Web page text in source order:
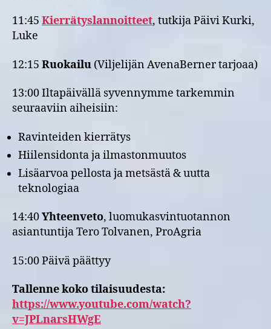
11:45 Kierrätyslannoitteet, tutkija Päivi Kurki,
Luke
12:15 Ruokailu (Viljelijän AvenaBerner tarjoaa)
13:00 Iltapäivällä syvennymme tarkemmin
seuraaviin aiheisiin:
Ravinteiden kierrätys
Hiilensidonta ja ilmastonmuutos
Lisäarvoa pellosta ja metsästä & uutta
teknologiaa
14:40Yhteenveto, luomukasvintuotannon
asiantuntija Tero Tolvanen, ProAgria
15:00 Päivä päättyy
Tallenne koko tilaisuudesta:
https://www.youtube.com/watch?
v=JPLnarsHWgE